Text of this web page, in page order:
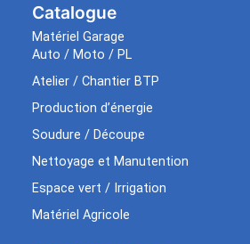
Catalogue
Matériel Garage
Auto / Moto / PL
Atelier / Chantier BTP
Production d’énergie
Soudure / Découpe
Nettoyage et Manutention
Espace vert / Irrigation
Matériel Agricole